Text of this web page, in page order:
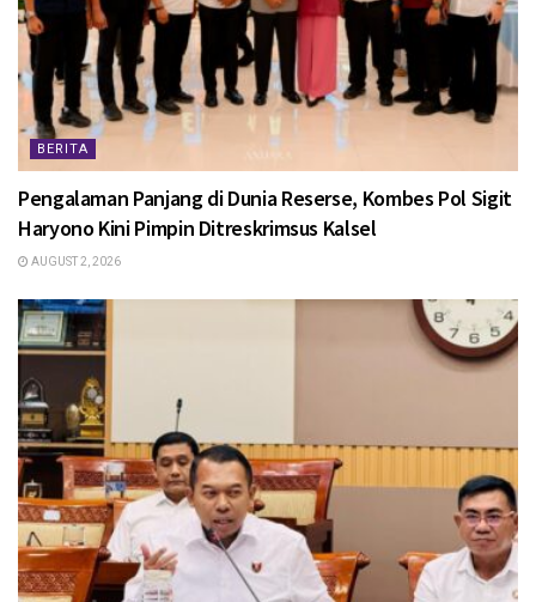
BERITA
Pengalaman Panjang di Dunia Reserse, Kombes Pol Sigit
Haryono Kini Pimpin Ditreskrimsus Kalsel
AUGUST 2, 2026